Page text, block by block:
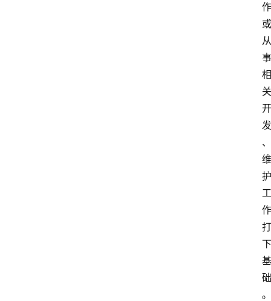
作
或
从
事
相
关
开
发
、
维
护
工
作
打
下
基
础
。